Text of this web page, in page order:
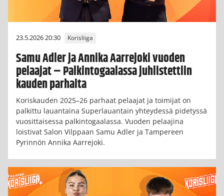
23.5.2026 20:30 Korisliiga
Samu Adler ja Annika Aarrejoki vuoden
pelaajat – Palkintogaalassa juhlistettiin
kauden parhaita
Koriskauden 2025–26 parhaat pelaajat ja toimijat on
palkittu lauantaina Superlauantain yhteydessä pidetyssä
vuosittaisessa palkintogaalassa. Vuoden pelaajina
loistivat Salon Vilppaan Samu Adler ja Tampereen
Pyrinnön Annika Aarrejoki.